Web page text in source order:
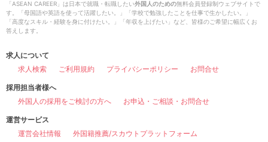
「ASEAN CAREER」は日本で就職・転職したい外国人のための無料会員登録制ウェブサイトで
す。「母国語や英語を使って活躍したい。」「学校で勉強したことを仕事で生かしたい。」
「高度なスキル・経験を身に付けたい。」「年収を上げたい」など、皆様のご希望に幅広くお
答えします。
求人について
求人検索
ご利用規約 プライバシーポリシー お問合せ
採用担当者様へ
外国人の採用をご検討の方へ
お申込・ご相談・お問合せ
運営サービス
運営会社情報
外国籍推薦/スカウトプラットフォーム